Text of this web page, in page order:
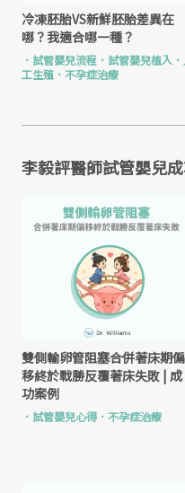
冷凍胚胎VS新鮮胚胎差異在
哪？我適合哪一種？
． 試管嬰兒流程 ． 試管嬰兒植入 ．
工生殖 ． 不孕症治療
李毅評醫師試管嬰兒
雙側輸卵管阻塞合併著床期偏
移終於戰勝反覆著床失敗 | 成
功案例
． 試管嬰兒心得 ． 不孕症治療